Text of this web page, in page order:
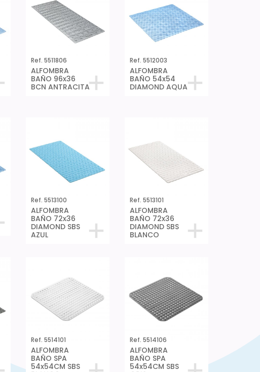
Ref. 5511806
ALFOMBRA
BAÑO 96x36
BCN ANTRACITA
Ref. 5512003
ALFOMBRA
BAÑO 54x54
DIAMOND AQUA
Ref. 5513100
ALFOMBRA
BAÑO 72x36
DIAMOND SBS
AZUL
Ref. 5513101
ALFOMBRA
BAÑO 72x36
DIAMOND SBS
BLANCO
Ref. 5514101
ALFOMBRA
BAÑO SPA
54x54CM SBS
Ref. 5514106
ALFOMBRA
BAÑO SPA
54x54CM SBS